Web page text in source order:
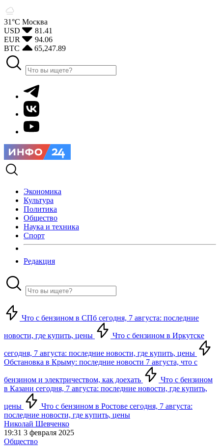
31°С Москва
USD
81.41
EUR
94.06
BTC
65,247.89
Экономика
Культура
Политика
Общество
Наука и техника
Спорт
Редакция
Что с бензином в СПб сегодня, 7 августа: последние
новости, где купить, цены Что с бензином в Иркутске
сегодня, 7 августа: последние новости, где купить, цены
Обстановка в Крыму: последние новости 7 августа, что с
бензином и электричеством, как доехать
Что с бензином
в Казани сегодня, 7 августа: последние новости, где купить,
цены
Что с бензином в Ростове сегодня, 7 августа:
последние новости, где купить, цены
Николай Шевченко
19:31 3 февраля 2025
Общество